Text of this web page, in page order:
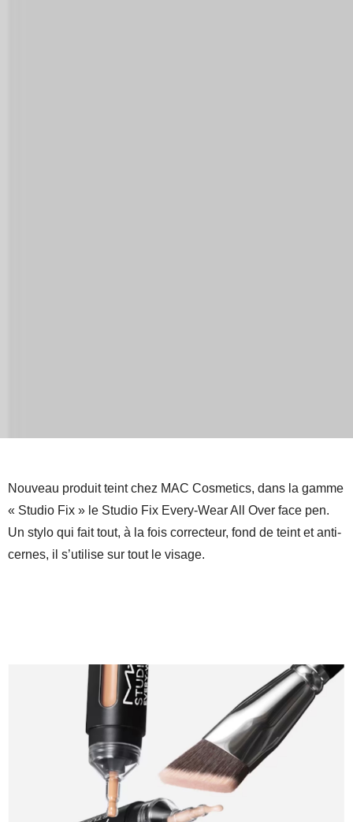
Nouveau produit teint chez MAC Cosmetics, dans la gamme
« Studio Fix » le Studio Fix Every-Wear All Over face pen.
Un stylo qui fait tout, à la fois correcteur, fond de teint et anti-
cernes, il s’utilise sur tout le visage.